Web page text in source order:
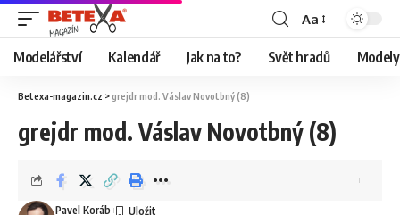
Aa
Modelářství Kalendář Jak na to? Svět hradů
Betexa-magazin.cz >grejdr mod. Váslav Novotbný (8)
grejdr mod. Váslav Novotbný (8)
Pavel Koráb